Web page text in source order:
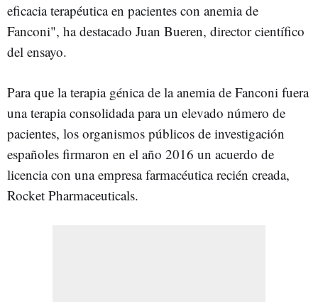
eficacia terapéutica en pacientes con anemia de
Fanconi", ha destacado Juan Bueren, director científico
del ensayo.
Para que la terapia génica de la anemia de Fanconi fuera
una terapia consolidada para un elevado número de
pacientes, los organismos públicos de investigación
españoles firmaron en el año 2016 un acuerdo de
licencia con una empresa farmacéutica recién creada,
Rocket Pharmaceuticals.